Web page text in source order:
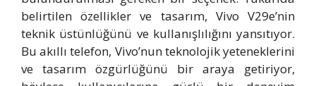
belirtilen özellikler ve tasarım, Vivo V29e’nin
teknik üstünlüğünü ve kullanışlılığını yansıtıyor.
Bu akıllı telefon, Vivo’nun teknolojik yeteneklerini
ve tasarım özgürlüğünü bir araya getiriyor,